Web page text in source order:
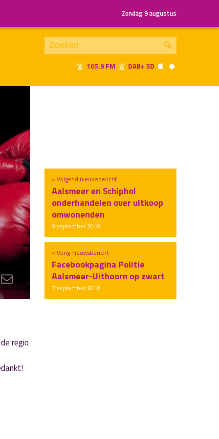
Zondag 9 augustus
105.9 FM DAB+ 5D
« Vorig nieuwsbericht
Facebookpagina Politie
Aalsmeer-Uithoorn op zwart
7 september 2018
» Volgend nieuwsbericht
Aalsmeer en Schiphol
onderhandelen over uitkoop
omwonenden
9 september 2018
regio